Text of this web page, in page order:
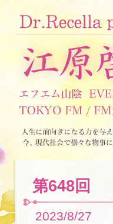
第648回
2023/8/27